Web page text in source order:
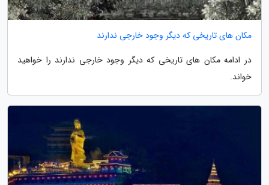
مکان های تاریخی که دیگر وجود خارجی ندارند
در ادامه مکان های تاریخی که دیگر وجود خارجی ندارند را خواهید
خواند.